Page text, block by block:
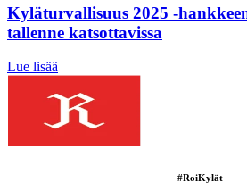
Kyläturvallisuus 2025 -
tallenne katsottavissa
Lue lisää
#RoiKylät